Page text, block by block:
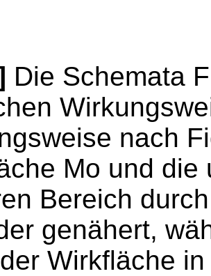
Die Schemata
nach
Mo und die
Bereich
genähert,
Wirkfläche